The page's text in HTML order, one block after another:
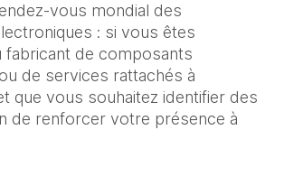
vous mondial des
: si vous êtes
fabricant de composants
de services rattachés à
que vous souhaitez identifier des
de renforcer votre présence à